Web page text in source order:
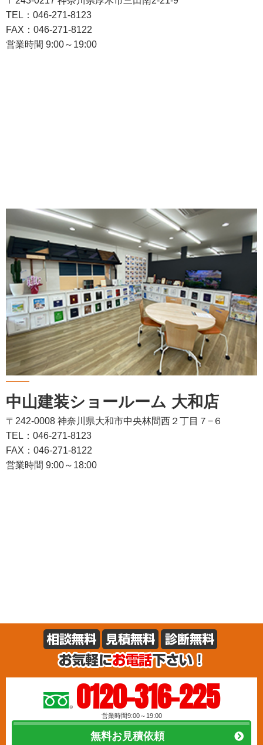
TEL：046-271-8123
FAX：046-271-8122
営業時間 9:00～19:00
中山建装ショールーム 大和店
〒242-0008 神奈川県大和市中央林間西２丁目７−６
TEL：046-271-8123
FAX：046-271-8122
営業時間 9:00～18:00
0120-316-225
営業時間9:00～19:00
無料お見積依頼